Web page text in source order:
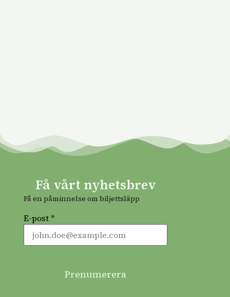
Få vårt nyhetsbrev
Få en påminnelse om biljettsläpp
E-post *
Prenumerera